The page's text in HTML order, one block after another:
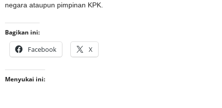
negara ataupun pimpinan KPK.
Bagikan ini:
Facebook X
Menyukai ini: